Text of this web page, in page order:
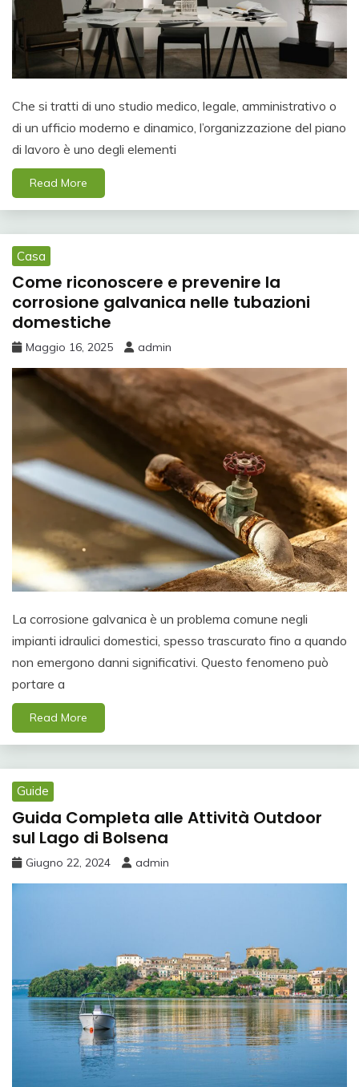
Che si tratti di uno studio medico, legale, amministrativo o
di un ufficio moderno e dinamico, l’organizzazione del piano
di lavoro è uno degli elementi
Read More
Casa
Come riconoscere e prevenire la
corrosione galvanica nelle tubazioni
domestiche
Maggio 16, 2025 admin
La corrosione galvanica è un problema comune negli
impianti idraulici domestici, spesso trascurato fino a quando
non emergono danni significativi. Questo fenomeno può
portare a
Read More
Guide
Guida Completa alle Attività Outdoor
sul Lago di Bolsena
Giugno 22, 2024 admin